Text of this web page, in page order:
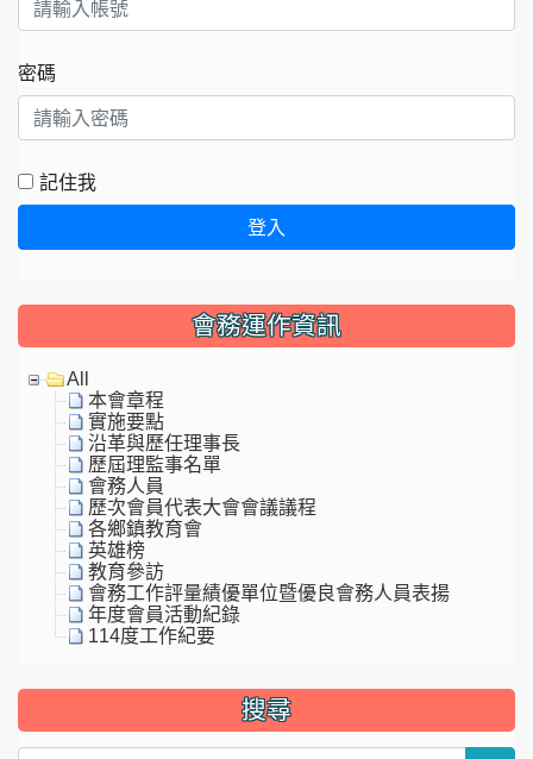
密碼
記住我
登入
會務運作資訊
All
本會章程
實施要點
沿革與歷任理事長
歷屆理監事名單
會務人員
歷次會員代表大會會議議程
各鄉鎮教育會
英雄榜
教育參訪
會務工作評量績優單位暨優良會務人員表揚
年度會員活動紀錄
114度工作紀要
搜尋